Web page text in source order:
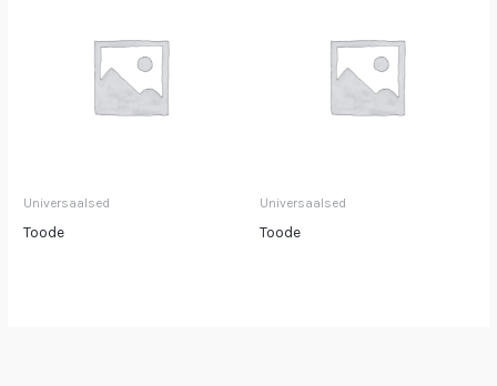
Universaalsed
Toode
Universaalsed
Toode